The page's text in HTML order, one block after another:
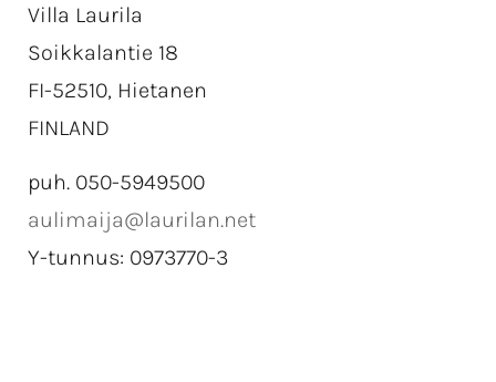
Villa Laurila
Soikkalantie 18
FI-52510, Hietanen
FINLAND
puh. 050-5949500
aulimaija@laurilan.net
Y-tunnus: 0973770-3